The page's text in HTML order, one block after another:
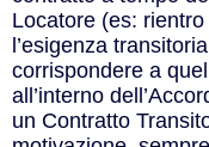
Locatore (es:
l’esigenza
corrispondere a
all’interno
un Contratto